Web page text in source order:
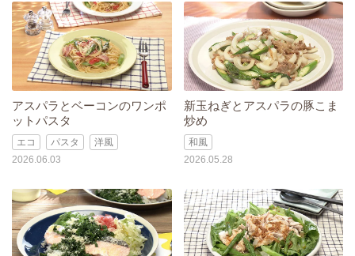
アスパラとベーコンのワンポ
ットパスタ
エコ パスタ
洋風
2026.06.03
新玉ねぎとアスパラの豚こま
炒め
和風
2026.05.28